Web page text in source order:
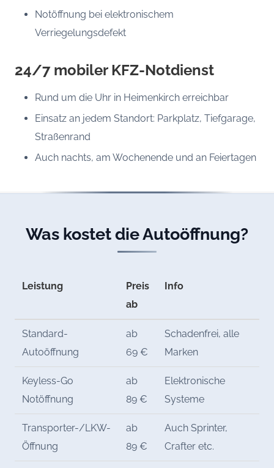
Notöffnung bei elektronischem
Verriegelungsdefekt
24/7 mobiler KFZ-Notdienst
Rund um die Uhr in Heimenkirch erreichbar
Einsatz an jedem Standort: Parkplatz, Tiefgarage,
Straßenrand
Auch nachts, am Wochenende und an Feiertagen
Was kostet die Autoöffnung?
Leistung
Preis
ab
Info
Standard-
Autoöffnung
ab
69 €
Schadenfrei, alle
Marken
Keyless-Go
Notöffnung
ab
89 €
Elektronische
Systeme
Transporter-/LKW-
Öffnung
ab
89 €
Auch Sprinter,
Crafter etc.